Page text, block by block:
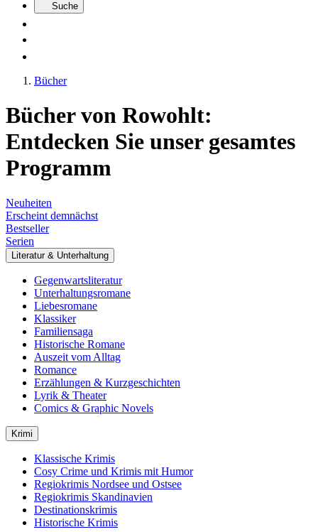
Suche
Bücher
Bücher von Rowohlt:
Entdecken Sie unser gesamtes
Programm
Neuheiten
Erscheint demnächst
Bestseller
Serien
Literatur & Unterhaltung
Gegenwartsliteratur
Unterhaltungsromane
Liebesromane
Klassiker
Familiensaga
Historische Romane
Auszeit vom Alltag
Romance
Erzählungen & Kurzgeschichten
Lyrik & Theater
Comics & Graphic Novels
Krimi
Klassische Krimis
Cosy Crime und Krimis mit Humor
Regiokrimis Nordsee und Ostsee
Regiokrimis Skandinavien
Destinationskrimis
Historische Krimis